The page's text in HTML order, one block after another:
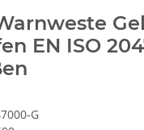
EN ISO
G